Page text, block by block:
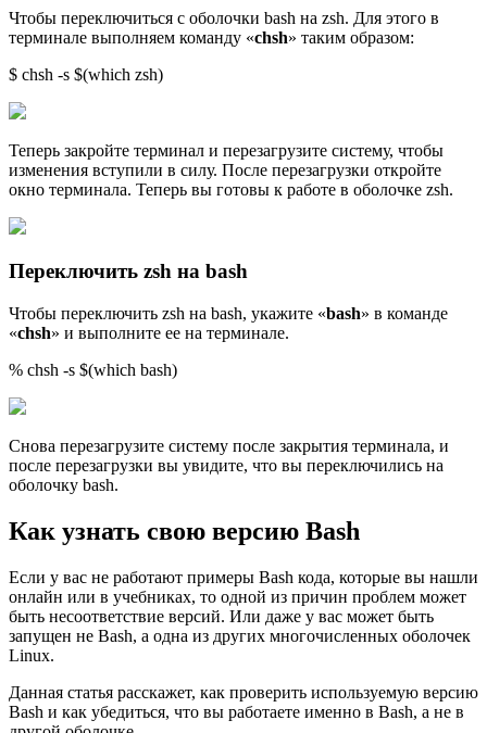
Чтобы переключиться с оболочки bash на zsh. Для этого в
терминале выполняем команду «chsh» таким образом:
$ chsh -s $(which zsh)
Теперь закройте терминал и перезагрузите систему, чтобы
изменения вступили в силу. После перезагрузки откройте
окно терминала. Теперь вы готовы к работе в оболочке zsh.
Переключить zsh на bash
Чтобы переключить zsh на bash, укажите «bash» в команде
«chsh» и выполните ее на терминале.
% chsh -s $(which bash)
Снова перезагрузите систему после закрытия терминала, и
после перезагрузки вы увидите, что вы переключились на
оболочку bash.
Как узнать свою версию Bash
Если у вас не работают примеры Bash кода, которые вы нашли
онлайн или в учебниках, то одной из причин проблем может
быть несоответствие версий. Или даже у вас может быть
запущен не Bash, а одна из других многочисленных оболочек
Linux.
Данная статья расскажет, как проверить используемую версию
Bash и как убедиться, что вы работаете именно в Bash, а не в